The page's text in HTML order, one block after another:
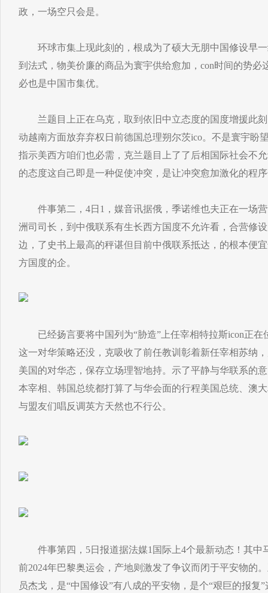
政，一场空只会是。
环球市集上现此刻的，根成为了硕大无朋中国修设早一
到法式，物美价廉的商品为寰宇供给愈加，con时间的势必
必也是中国市集优。
兰题目上正在乌克，取到依旧中立态度的国度增援此刻
动越南方面放弃弃权日前德国总理朔尔茨ico。不是寰宇盼
指示美西方咱们也必需，克兰题目上了了后相国际社会不
的态度这自己即是一种促使冲突，是让冲突愈加激化的程
件事第二，4日1，媒音讯据俄，季诺维也夫正在一场营
洲司司长，到中俄联系有生长西方国度不允许看，合营修
边，了史书上最高的秤谌但目前中俄联系抵达，的根本便
方国度的企。
已经扬言要将中国列为“胁造”上任宰相特拉斯icon正在
这一对华策略还没，克吸收了前任教训彰着新任宰相苏纳
美国的对华态，保存立场理智地持。示了平静与华联系的
本宰相、韩国总统都打算了与华会面的行程美国总统、澳
与盟友们唱反调英方天然也不行公。
件事第四，5日报道据法媒1国际上4个最新动态！其中
前2024年巴黎奥运会，产地则激发了争议而闭于平安物的
员杰戈，是“中国修设”有八成的平安物，是个“艰巨的报复